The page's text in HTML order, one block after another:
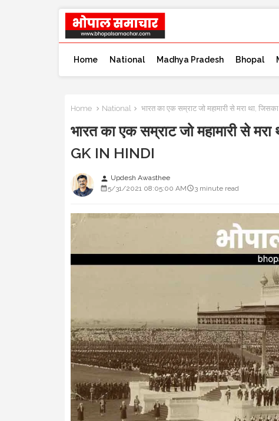
Home National Madhya Pradesh Bhopal
Home National भारत का एक सम्राट जो महामारी से मरा था,
भारत का एक सम्राट जो महामारी से
GK IN HINDI
person Updesh Awasthee
5/31/2021 08:05:00 AM
3 minute read